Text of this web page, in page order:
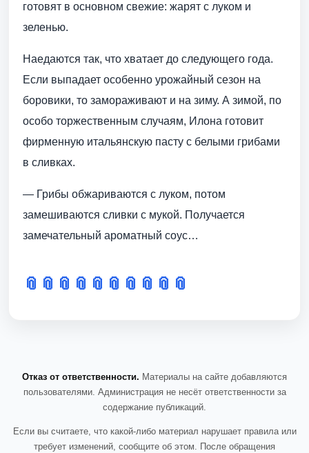
готовят в основном свежие: жарят с луком и
зеленью.
Наедаются так, что хватает до следующего года.
Если выпадает особенно урожайный сезон на
боровики, то замораживают и на зиму. А зимой, по
особо торжественным случаям, Илона готовит
фирменную итальянскую пасту с белыми грибами
в сливках.
— Грибы обжариваются с луком, потом
замешиваются сливки с мукой. Получается
замечательный ароматный соус…
📎 📎 📎 📎 📎 📎 📎 📎 📎 📎
Отказ от ответственности. Материалы на сайте добавляются
пользователями. Администрация не несёт ответственности за
содержание публикаций.
Если вы считаете, что какой-либо материал нарушает правила или
требует изменений, сообщите об этом. После обращения